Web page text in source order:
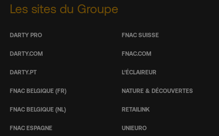
Les sites du Groupe
DARTY PRO
DARTY.COM
DARTY.PT
FNAC BELGIQUE (FR)
FNAC BELGIQUE (NL)
FNAC ESPAGNE
FNAC SUISSE
FNAC.COM
L’ÉCLAIREUR
NATURE & DÉCOUVERTES
RETAILINK
UNIEURO